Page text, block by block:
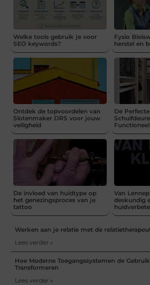
Welke tools gebruik je voor
SEO keywords?
Fysio
herstel en
Ontdek de topvoordelen van
Slotenmaker DRS voor jouw
veiligheid
De
Functioneel
De invloed van huidtype op
het genezingsproces van je
tattoo
Van
deskundig
Werken aan je relatie met de
Lees verder »
Hoe Moderne Toegangssystemen de
Transformeren
Lees verder »